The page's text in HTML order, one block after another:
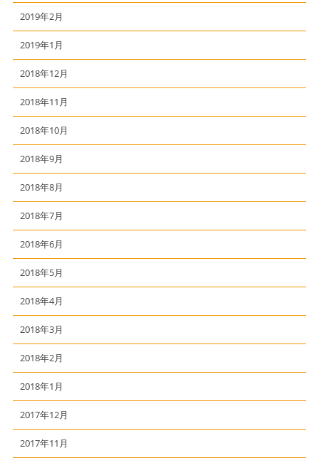
2019年2月
2019年1月
2018年12月
2018年11月
2018年10月
2018年9月
2018年8月
2018年7月
2018年6月
2018年5月
2018年4月
2018年3月
2018年2月
2018年1月
2017年12月
2017年11月